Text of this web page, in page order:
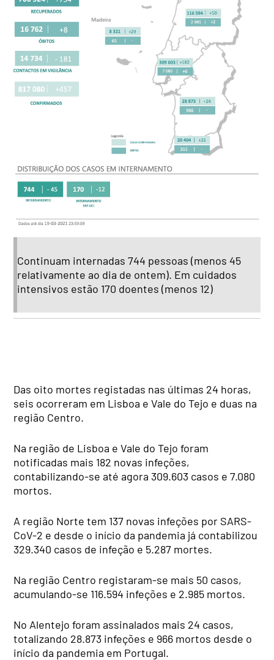
Continuam internadas 744 pessoas (menos 45
relativamente ao dia de ontem). Em cuidados
intensivos estão 170 doentes (menos 12)
Das oito mortes registadas nas últimas 24 horas,
seis ocorreram em Lisboa e Vale do Tejo e duas na
região Centro.
Na região de Lisboa e Vale do Tejo foram
notificadas mais 182 novas infeções,
contabilizando-se até agora 309.603 casos e 7.080
mortos.
A região Norte tem 137 novas infeções por SARS-
CoV-2 e desde o início da pandemia já contabilizou
329.340 casos de infeção e 5.287 mortes.
Na região Centro registaram-se mais 50 casos,
acumulando-se 116.594 infeções e 2.985 mortos.
No Alentejo foram assinalados mais 24 casos,
totalizando 28.873 infeções e 966 mortos desde o
início da pandemia em Portugal.